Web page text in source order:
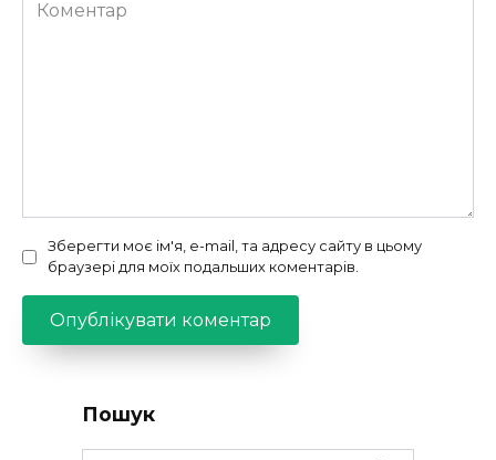
Зберегти моє ім'я, e-mail, та адресу сайту в цьому
браузері для моїх подальших коментарів.
Пошук